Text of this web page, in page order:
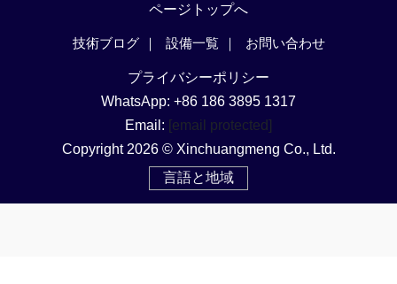
ページトップへ
技術ブログ 設備一覧 お問い合わせ
プライバシーポリシー
WhatsApp: +86 186 3895 1317
Email: [email protected]
Copyright 2026 © Xinchuangmeng Co., Ltd.
言語と地域